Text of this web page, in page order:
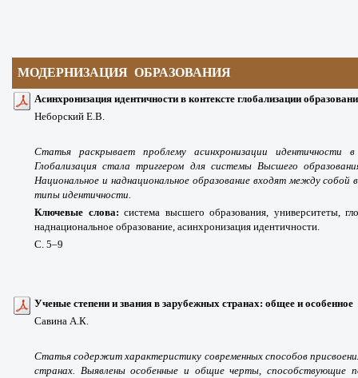
МОДЕРНИЗАЦИЯ ОБРАЗОВАНИЯ
Асинхронизация идентичности в контексте глобализации
Неборский Е.В.
Статья раскрывает проблему асинхронизации идентичности в
Глобализация стала триггером для системы Высшего
Национальное и наднациональное образование входят между собой
типы идентичности.
Ключевые слова:система высшего образования, университеты,
наднациональное образование, асинхронизация идентичности.
С. 5–9
Ученые степени и звания в зарубежных странах: общее и особенное
Савина А.К.
Статья содержит характеристику современных способов
странах. Выявлены особенные и общие черты, способствующие